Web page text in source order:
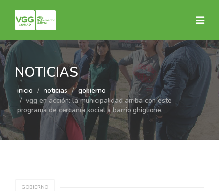
NOTICIAS
inicio noticias
gobierno
vgg en acción: la municipalidad arriba con este
programa de cercanía social a barrio ghiglione
GOBIERNO